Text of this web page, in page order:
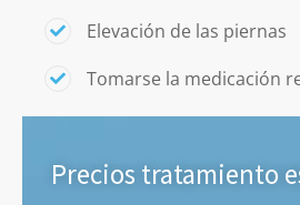
Elevación de las piernas
Tomarse la medicación
Precios tratamiento